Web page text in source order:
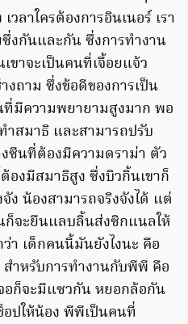
วลาใครต้องการอินเนอร์ เรา
ซึ่งกันและกัน ซึ่งการทำงาน
ขาจะเป็นคนที่เจื้อยแจ้ว
งถาม ซึ่งข้อดีของการเป็น
มีความพยายามสูงมาก พอ
สมาธิ และสามารถปรับ
ซีนที่ต้องมีความดราม่า ตัว
องมีสมาธิสูง ซึ่งบิวกิ้นเขาก็
ง น้องสามารถจริงจังได้ แต่
จะยืนแลบลิ้นส่งซิกแนลให้
ว่า เด็กคนนี้มันยังไงนะ คือ
สำหรับการทำงานกับพีพี คือ
อก็จะมีแซวกัน หยอกล้อกัน
อปให้น้อง พีพีเป็นคนที่